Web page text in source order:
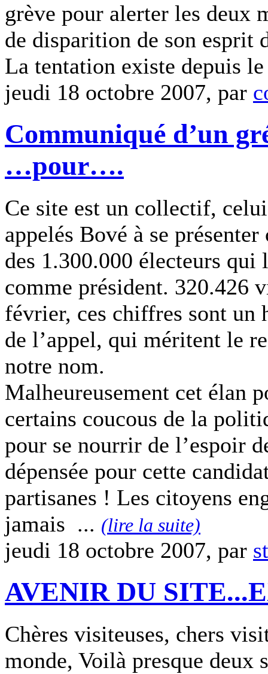
grève pour alerter les deux
de disparition de son esprit
La tentation existe depuis
jeudi 18 octobre 2007, par
Communiqué d’un
…pour….
Ce site est un collectif,
appelés Bové à se
des 1.300.000 électeurs
comme président. 320.426
février, ces chiffres sont un
de l’appel, qui méritent le
notre nom.
Malheureusement cet élan
certains coucous de la
pour se nourrir de l’espoir
dépensée pour cette
partisanes ! Les citoyens
jamais ... (lire la suite)
jeudi 18 octobre 2007, par
AVENIR DU
Chères visiteuses, chers
monde, Voilà presque deux